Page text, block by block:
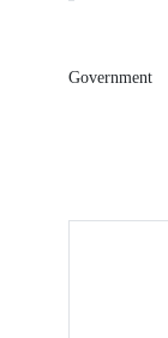
Government